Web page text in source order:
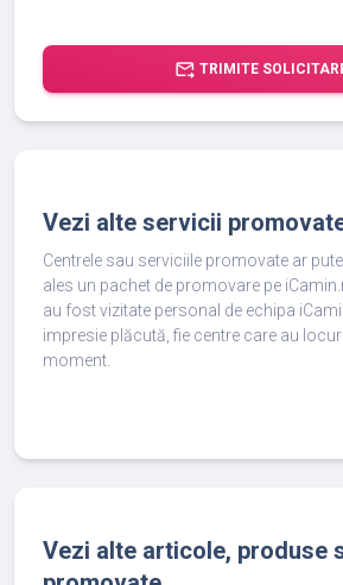
forward_to_inbox TRIMITE
Vezi alte servicii
Centrele sau serviciile promovate ar
ales un pachet de promovare pe
au fost vizitate personal de echipa
impresie plăcută, fie centre care au
moment.
Vezi alte articole, produse